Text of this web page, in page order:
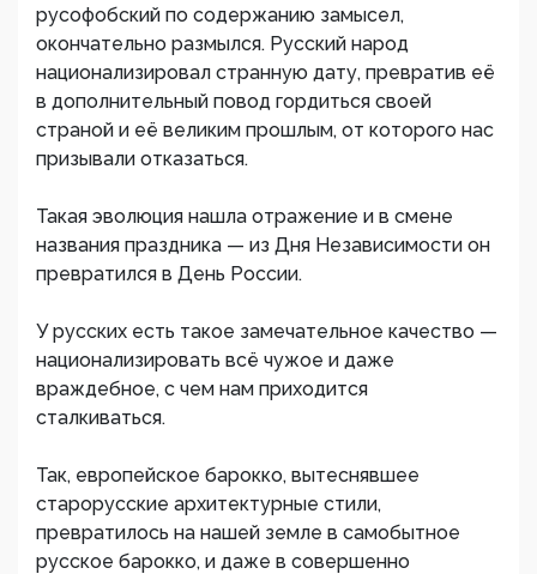
русофобский по содержанию замысел,
окончательно размылся. Русский народ
национализировал странную дату, превратив её
в дополнительный повод гордиться своей
страной и её великим прошлым, от которого нас
призывали отказаться.
Такая эволюция нашла отражение и в смене
названия праздника — из Дня Независимости он
превратился в День России.
У русских есть такое замечательное качество —
национализировать всё чужое и даже
враждебное, с чем нам приходится
сталкиваться.
Так, европейское барокко, вытеснявшее
старорусские архитектурные стили,
превратилось на нашей земле в самобытное
русское барокко, и даже в совершенно